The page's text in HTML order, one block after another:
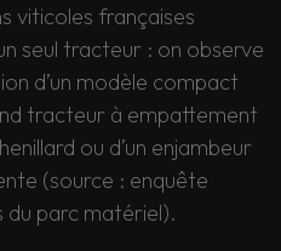
viticoles françaises
seul tracteur : on observe
d’un modèle compact
tracteur à empattement
ou d’un enjambeur
(source : enquête
parc matériel).